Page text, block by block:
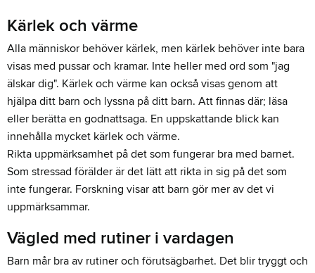
Kärlek och värme
Alla människor behöver kärlek, men kärlek behöver inte bara
visas med pussar och kramar. Inte heller med ord som "jag
älskar dig". Kärlek och värme kan också visas genom att
hjälpa ditt barn och lyssna på ditt barn. Att finnas där; läsa
eller berätta en godnattsaga. En uppskattande blick kan
innehålla mycket kärlek och värme.
Rikta uppmärksamhet på det som fungerar bra med barnet.
Som stressad förälder är det lätt att rikta in sig på det som
inte fungerar. Forskning visar att barn gör mer av det vi
uppmärksammar.
Vägled med rutiner i vardagen
Barn mår bra av rutiner och förutsägbarhet. Det blir tryggt och